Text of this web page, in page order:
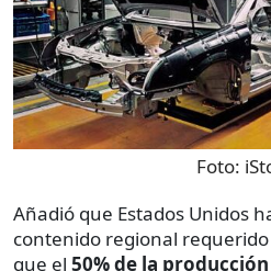
Foto:
Añadió que Estados Unidos
contenido regional requerido
que el 50% de la